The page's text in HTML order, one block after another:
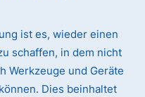
ist es, wieder einen
schaffen, in dem nicht
Werkzeuge und Geräte
Dies beinhaltet